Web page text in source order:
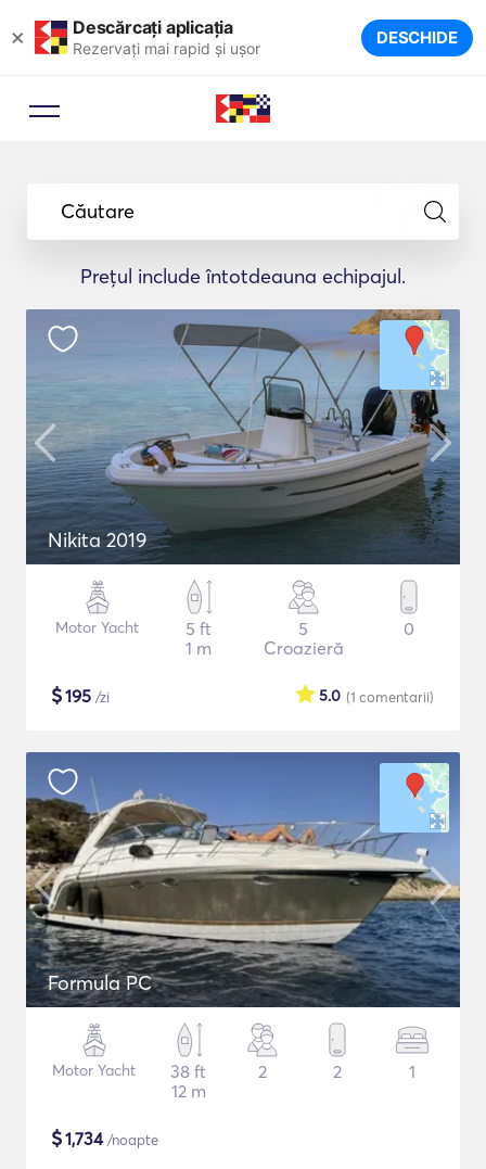
× Descărcați aplicația
Rezervați mai rapid și ușor DESCHIDE
Căutare
Prețul include întotdeauna echipajul.
Nikita 2019
Motor Yacht
5 ft
1 m
5
Croazieră
0
$195 /zi (1 comentarii)
5.0
Formula PC
Motor Yacht
38 ft
12 m
2 2 1
$1,734/noapte